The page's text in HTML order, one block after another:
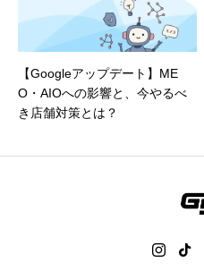
【Googleアップデート】ME
O・AIOへの影響と、今やるべ
き店舗対策とは？